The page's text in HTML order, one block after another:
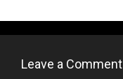
Leave a Comment